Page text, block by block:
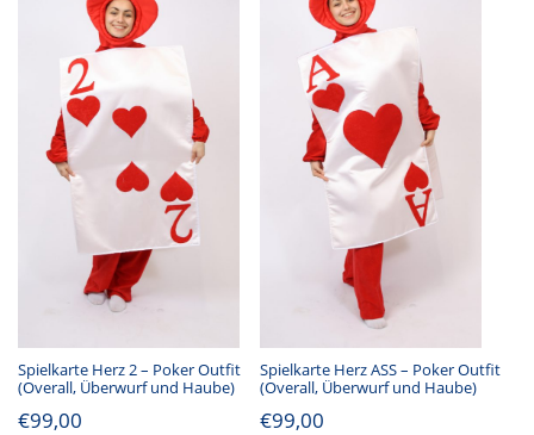
Spielkarte Herz 2 – Poker Outfit
(Overall, Überwurf und Haube)
€99,00
Spielkarte Herz ASS – Poker Outfit
(Overall, Überwurf und Haube)
€99,00